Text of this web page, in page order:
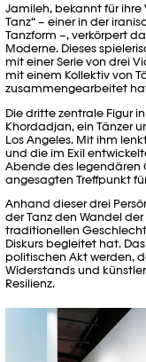
Jamileh, bekannt für
Tanz“ – einer in der
Tanzform –, verkörpert
Moderne. Dieses
mit einer Serie von drei
mit einem Kollektiv von
zusammengearbeitet
Die dritte zentrale Figur in
Khordadjan, ein Tänzer
Los Angeles. Mit ihm
und die im Exil
Abende des legendären
angesagten Treffpunkt
Anhand dieser drei
der Tanz den Wandel
traditionellen
Diskurs begleitet hat.
politischen Akt werden,
Widerstands und
Resilienz.
Vue d'exposition "Why
Dance?" de Hannah
Khashayar Javanmardi
Elysée / Plateforme